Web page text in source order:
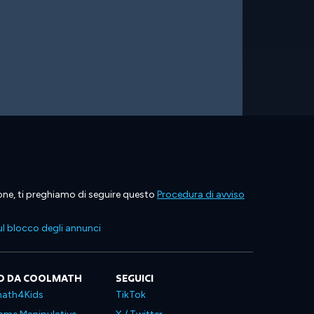
ti preghiamo di seguire questo Procedura di avviso
blocco degli annunci
DA COOLMATH SEGUICI
TikTok